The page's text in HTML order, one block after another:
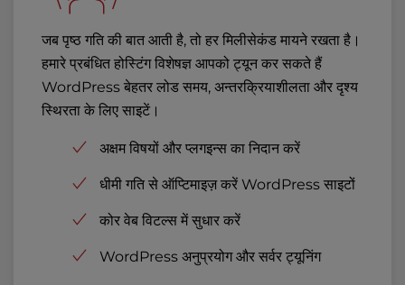
जब पृष्ठ गति की बात आती है, तो हर मिलीसेकंड मायने रखता है।
हमारे प्रबंधित होस्टिंग विशेषज्ञ आपको ट्यून कर सकते हैं
WordPress बेहतर लोड समय, अन्तरक्रियाशीलता और दृश्य
स्थिरता के लिए साइटें।
अक्षम विषयों और प्लगइन्स का निदान करें
धीमी गति से ऑप्टिमाइज़ करें WordPress साइटों
कोर वेब विटल्स में सुधार करें
WordPress अनुप्रयोग और सर्वर ट्यूनिंग